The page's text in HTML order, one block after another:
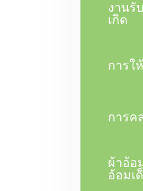
งานรั
เกิด
การใ
การค
ผ้าอ้อ
อ้อมเ